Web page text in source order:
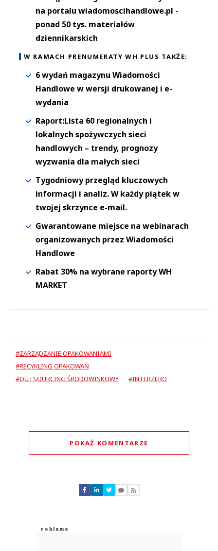
na portalu wiadomoscihandlowe.pl -
ponad 50 tys. materiałów
dziennikarskich
W RAMACH PRENUMERATY WH PLUS TAKŻE:
6 wydań magazynu Wiadomości
Handlowe w wersji drukowanej i e-
wydania
Raport:Lista 60 regionalnych i
lokalnych spożywczych sieci
handlowych – trendy, prognozy
wyzwania dla małych sieci
Tygodniowy przegląd kluczowych
informacji i analiz. W każdy piątek w
twojej skrzynce e-mail.
Gwarantowane miejsce na webinarach
organizowanych przez Wiadomości
Handlowe
Rabat 30% na wybrane raporty WH
MARKET
#ZARZĄDZANIE OPAKOWANIAMI
#RECYKLING OPAKOWAŃ
#OUTSOURCING ŚRODOWISKOWY
#INTERZERO
POKAŻ KOMENTARZE
Nie znaleziono komentarzy
Zostaw swoje komentarze